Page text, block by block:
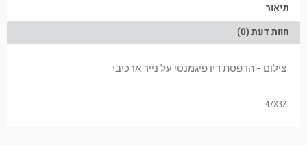
תיאור
חוות דעת (0)
צילום – הדפסת דיו פיגמנטי על נייר ארכיבי
47X32